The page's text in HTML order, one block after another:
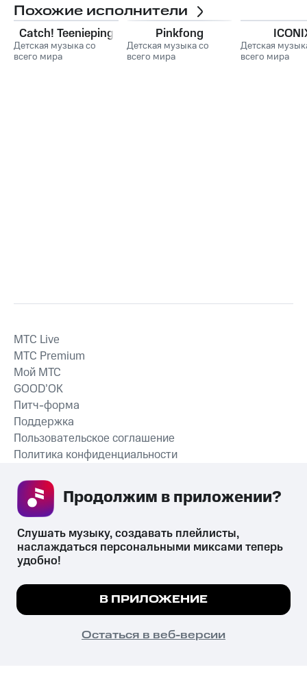
Похожие исполнители
Catch! Teenieping
Детская музыка со
всего мира
Pinkfong
Детская музыка со
всего мира
Детская
всего мира
СКАЧАТЬ ПРИЛОЖЕНИЕ
MTС Live
MTС Premium
Мой МТС
GOOD’OK
Питч-форма
Поддержка
Пользовательское соглашение
Политика конфиденциальности
психотропных веществ, их аналогов причиняет вред здоровью,
их незаконный оборот запрещён и влечёт установленную
законодательством ответственность.
© 2026 ООО «КИОН».
Все права защищены
Мы используем куки, чтобы на сайте все
Подробнее
ПОНЯТНО
Слушать музыку, создавать плейлисты,
наслаждаться персональными миксами теперь
удобно!
В ПРИЛОЖЕНИЕ
Остаться в веб-версии